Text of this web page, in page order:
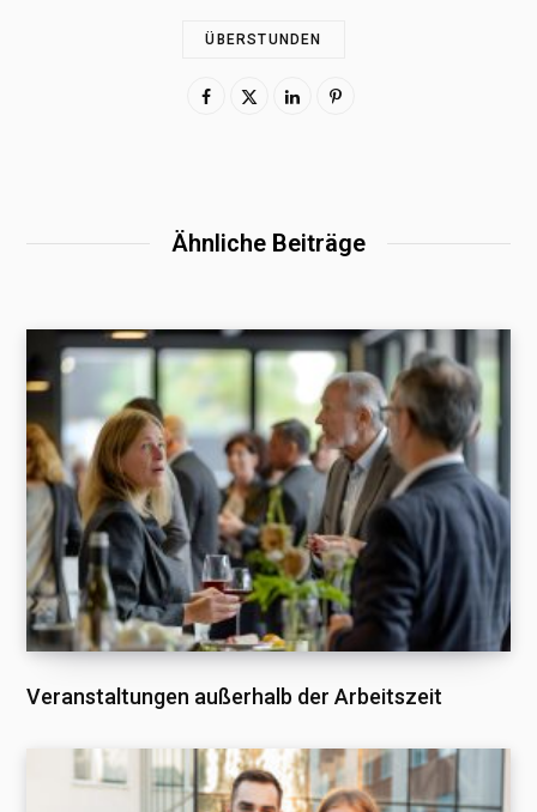
ÜBERSTUNDEN
Ähnliche Beiträge
Veranstaltungen außerhalb der Arbeitszeit